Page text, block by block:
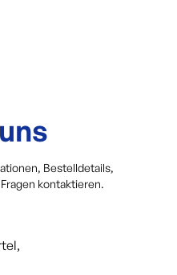
Bestelldetails,
kontaktieren.